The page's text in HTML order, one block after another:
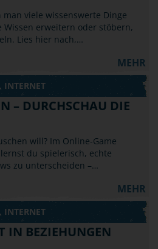
viele wissenswerte Dinge
Wissen erweitern oder stöbern,
Lies hier nach,…
MEHR
INTERNET
– DURCHSCHAU DIE
will? Im Online-Game
lernst du spielerisch, echte
zu unterscheiden –…
MEHR
INTERNET
IN BEZIEHUNGEN